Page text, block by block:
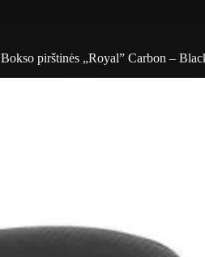
Bokso pirštinės „Royal” Carbon –